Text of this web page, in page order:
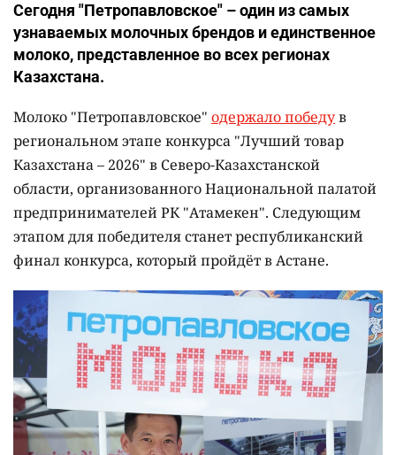
Сегодня "Петропавловское" – один из самых
узнаваемых молочных брендов и единственное
молоко, представленное во всех регионах
Казахстана.
Молоко "Петропавловское" одержало победув
региональном этапе конкурса "Лучший товар
Казахстана – 2026" в Северо-Казахстанской
области, организованного Национальной палатой
предпринимателей РК "Атамекен". Следующим
этапом для победителя станет республиканский
финал конкурса, который пройдёт в Астане.